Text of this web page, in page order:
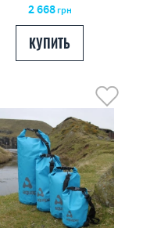
2 668грн
КУПИТЬ